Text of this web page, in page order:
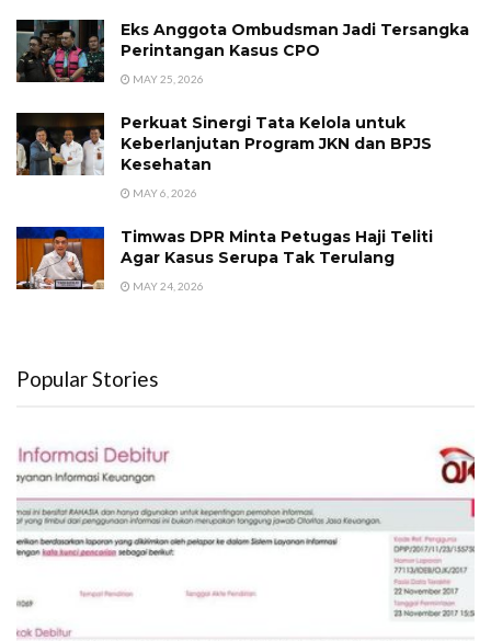
Eks Anggota Ombudsman Jadi Tersangka
Perintangan Kasus CPO
MAY 25, 2026
Perkuat Sinergi Tata Kelola untuk
Keberlanjutan Program JKN dan BPJS
Kesehatan
MAY 6, 2026
Timwas DPR Minta Petugas Haji Teliti
Agar Kasus Serupa Tak Terulang
MAY 24, 2026
Popular Stories